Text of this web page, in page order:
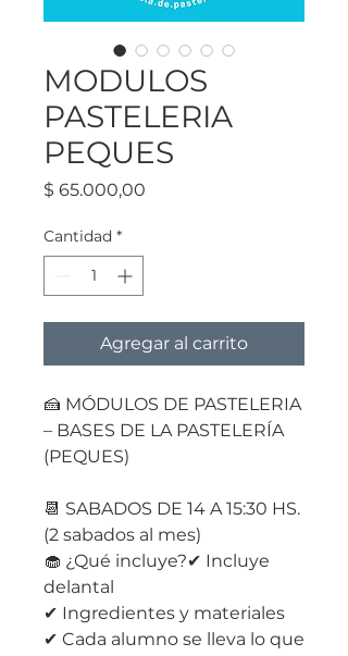
MODULOS
PASTELERIA
PEQUES
$ 65.000,00
Cantidad *
Agregar al carrito
🍰 MÓDULOS DE PASTELERIA
– BASES DE LA PASTELERÍA
(PEQUES)
📆 SABADOS DE 14 A 15:30 HS.
(2 sabados al mes)
🧁 ¿Qué incluye?✔ Incluye
delantal
✔ Ingredientes y materiales
✔ Cada alumno se lleva lo que